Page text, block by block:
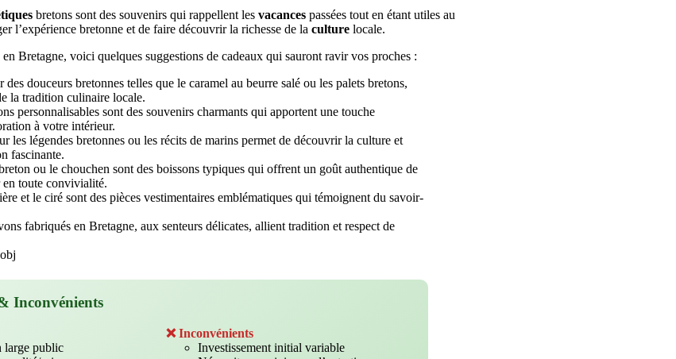
bretons sont des souvenirs qui rappellent les vacances passées tout en étant utiles au
l’expérience bretonne et de faire découvrir la richesse de la culture locale.
Bretagne, voici quelques suggestions de cadeaux qui sauront ravir vos proches :
des douceurs bretonnes telles que le caramel au beurre salé ou les palets bretons,
la tradition culinaire locale.
personnalisables sont des souvenirs charmants qui apportent une touche
à votre intérieur.
les légendes bretonnes ou les récits de marins permet de découvrir la culture et
fascinante.
ou le chouchen sont des boissons typiques qui offrent un goût authentique de
en toute convivialité.
et le ciré sont des pièces vestimentaires emblématiques qui témoignent du savoir-
fabriqués en Bretagne, aux senteurs délicates, allient tradition et respect de
Inconvénients
large public
❌ Inconvénients
Investissement initial variable